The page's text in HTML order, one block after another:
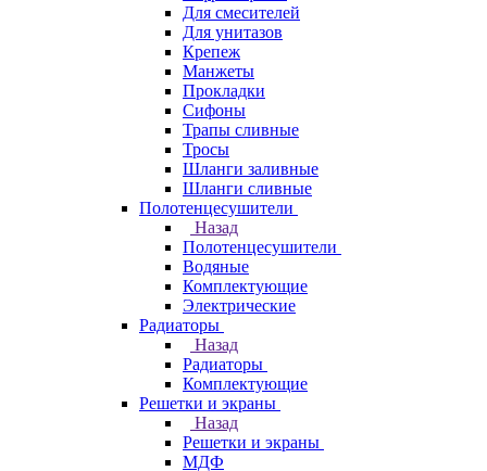
Для смесителей
Для унитазов
Крепеж
Манжеты
Прокладки
Сифоны
Трапы сливные
Тросы
Шланги заливные
Шланги сливные
Полотенцесушители
Назад
Полотенцесушители
Водяные
Комплектующие
Электрические
Радиаторы
Назад
Радиаторы
Комплектующие
Решетки и экраны
Назад
Решетки и экраны
МДФ